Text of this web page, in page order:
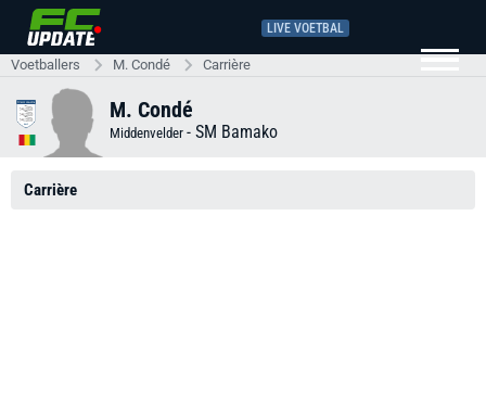
LIVE VOETBAL
Voetballers M. Condé Carrière
M. Condé
Middenvelder - SM Bamako
Carrière